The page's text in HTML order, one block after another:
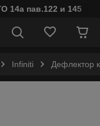
пав.122 и 145
Infiniti Дефлектор